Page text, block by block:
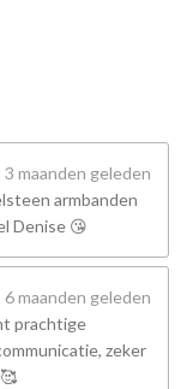
3 maanden geleden
armbanden
Denise 😘
6 maanden geleden
prachtige
zeker